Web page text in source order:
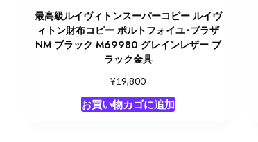
最高級ルイヴィトンスーパーコピー ルイヴ
ィトン財布コピー ポルトフォイユ･ブラザ
NM ブラック M69980 グレインレザー ブ
ラック金具
¥19,800
お買い物カゴに追加